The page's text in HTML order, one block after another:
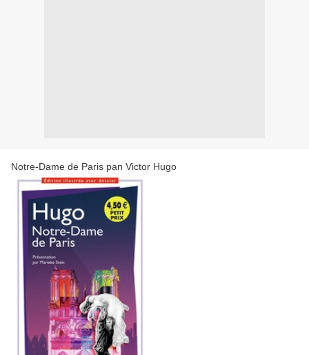
Notre-Dame de Paris pan Victor Hugo